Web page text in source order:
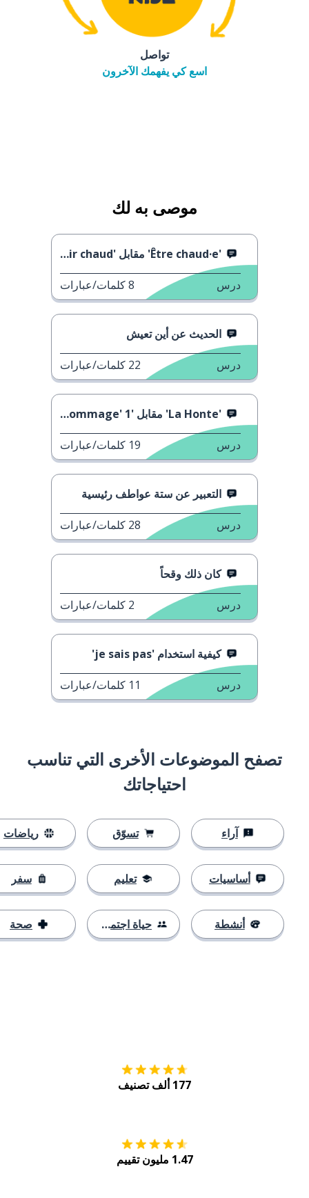
تواصل
اسع كي يفهمك الآخرون
موصى به لك
'Être chaud·e' مقابل 'Avoir chaud'
درس 8كلمات/عبارات
الحديث عن أين تعيش
درس 22 كلمات/عبارات
'La Honte' مقابل 'C'est Dommage' 1
درس 19 كلمات/عبارات
التعبير عن ستة عواطف رئيسية
درس 28 كلمات/عبارات
كان ذلك وقحاً
درس 2 كلمات/عبارات
كيفية استخدام 'je sais pas'
درس 11 كلمات/عبارات
تصفح الموضوعات الأخرى التي تناسب
احتياجاتك
آراء
أساسيات
أنشطة
تسوّق
تعليم
حياة اجتماعية
رياضات
سفر
صحة
177 ألف تصنيف
1.47 مليون تقييم